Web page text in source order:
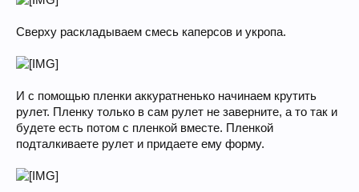
Сверху раскладываем смесь каперсов и укропа.
И с помощью пленки аккуратненько начинаем крутить
рулет. Пленку только в сам рулет не заверните, а то так и
будете есть потом с пленкой вместе. Пленкой
подталкиваете рулет и придаете ему форму.